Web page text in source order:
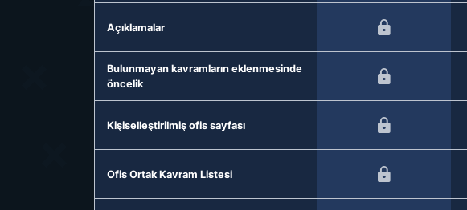
Açıklamalar
Bulunmayan kavramların eklenmesinde
öncelik
Kişiselleştirilmiş ofis sayfası
Ofis Ortak Kavram Listesi